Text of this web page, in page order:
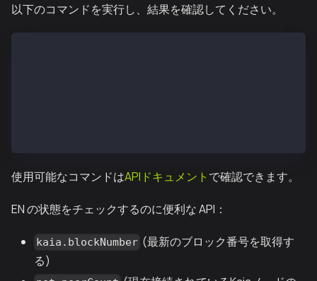
以下のコマンドを実行し、結果を確認してください。
使用可能なコマンドはAPIドキュメント で確認できます。
EN の状態をチェックするのに便利な API：
kaia.blockNumber (最新のブロック番号を取得す
る)